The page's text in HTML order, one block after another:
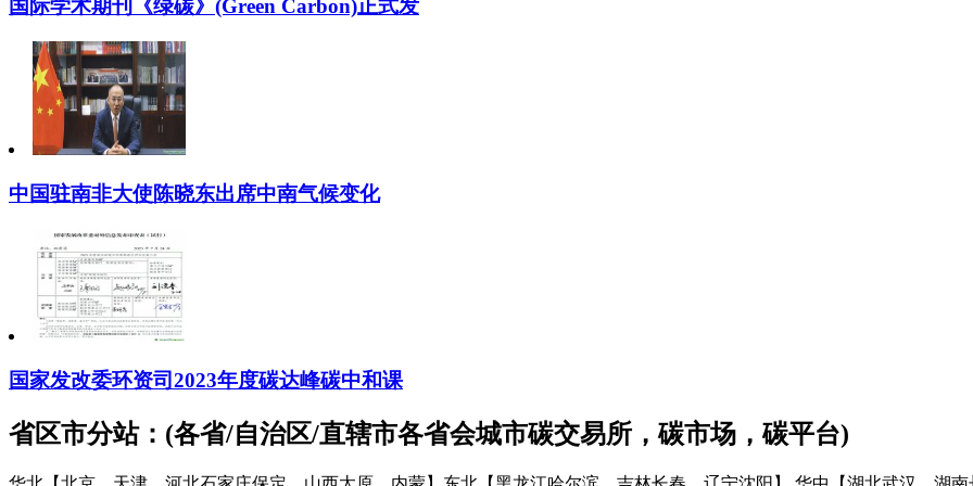
国际学术期刊《绿碳》(Green Carbon)正式发
中国驻南非大使陈晓东出席中南气候变化
国家发改委环资司2023年度碳达峰碳中和课
省区市分站：(各省/自治区/直辖市各省会城市碳交易所，碳市场，碳平台)